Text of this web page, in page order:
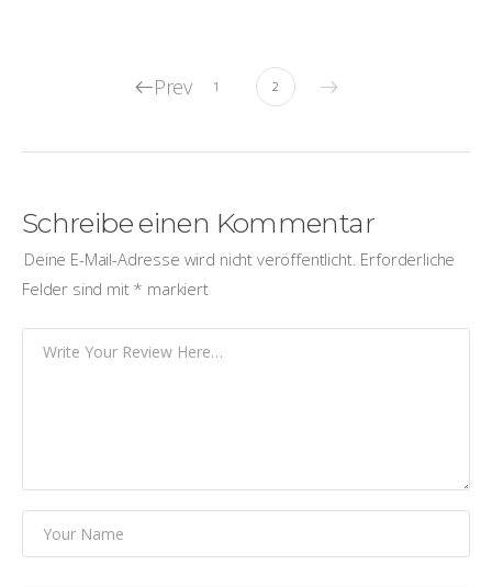
Prev 1 2
Schreibe einen Kommentar
Deine E-Mail-Adresse wird nicht veröffentlicht. Erforderliche
Felder sind mit * markiert